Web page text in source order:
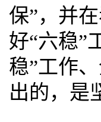
保”，并
好“六稳”
稳”工作
出的，是